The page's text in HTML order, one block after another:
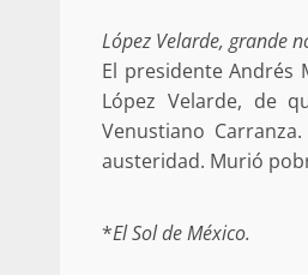
López Velarde, grande
El presidente Andrés
López Velarde, de
Venustiano
austeridad. Murió
*El Sol de México.